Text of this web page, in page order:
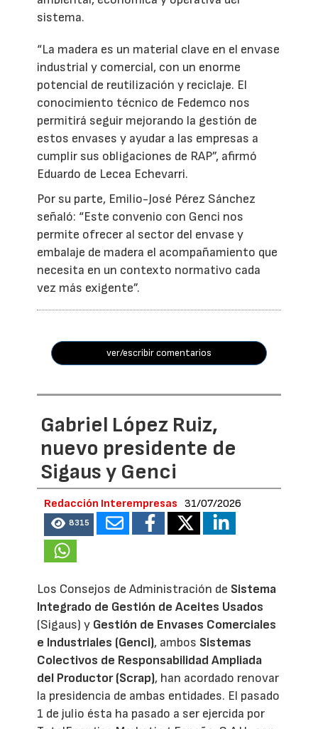
sistema.
“La madera es un material clave en el envase
industrial y comercial, con un enorme
potencial de reutilización y reciclaje. El
conocimiento técnico de Fedemco nos
permitirá seguir mejorando la gestión de
estos envases y ayudar a las empresas a
cumplir sus obligaciones de RAP”, afirmó
Eduardo de Lecea Echevarri.
Por su parte, Emilio-José Pérez Sánchez
señaló: “Este convenio con Genci nos
permite ofrecer al sector del envase y
embalaje de madera el acompañamiento que
necesita en un contexto normativo cada
vez más exigente”.
ver/escribir comentarios
Gabriel López Ruiz,
nuevo presidente de
Sigaus y Genci
Redacción Interempresas 31/07/2026
8315
Los Consejos de Administración de Sistema
Integrado de Gestión de Aceites Usados
(Sigaus) y Gestión de Envases Comerciales
e Industriales (Genci), ambos Sistemas
Colectivos de Responsabilidad Ampliada
del Productor (Scrap), han acordado renovar
la presidencia de ambas entidades. El pasado
1 de julio ésta ha pasado a ser ejercida por